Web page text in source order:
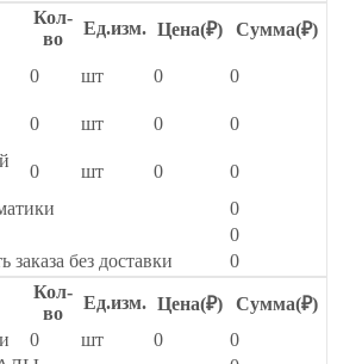
Кол-
во
Ед.изм. Цена(₽) Сумма(₽)
0 шт 0 0
0 шт 0 0
0 шт 0
0
0
0
без доставки
0
Кол-
во
Ед.изм. Цена(₽) Сумма(₽)
0 шт 0
0